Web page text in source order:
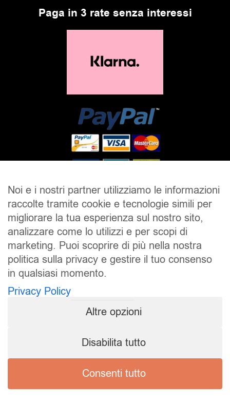
Paga in 3 rate senza interessi
SALDI UOMO DONNA UNISEX
ACCESSORI BRAND CONTATTI
CHI SIAMO
SPEDIZIONE E RESI
Pierrot S.r.l.
Pierrot – All Copyright reserved – 1983/2024
Privacy Policy Cookie Policy
Termini e condizioni
Noi e i nostri partner utilizziamo le informazioni
raccolte tramite cookie e tecnologie simili per
migliorare la tua esperienza sul nostro sito,
analizzare come lo utilizzi e per scopi di
marketing. Puoi scoprire di più nella nostra
politica sulla privacy e gestire il tuo consenso
in qualsiasi momento.
Privacy Policy
Altre opzioni
Disabilita tutto
Consenti tutto